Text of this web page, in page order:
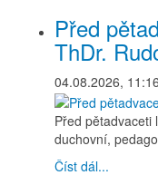
Před
ThDr.
04.08.2026,
Před pětadvaceti
duchovní,
Číst dál...